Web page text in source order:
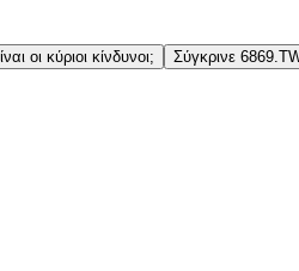
οι κύριοι κίνδυνοι; Σύγκρινε